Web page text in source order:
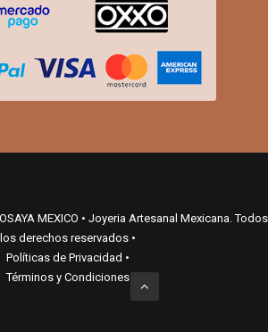
MEXICO • Joyeria Artesanal Mexicana. Todos
los derechos reservados •
Políticas de Privacidad •
Términos y Condiciones